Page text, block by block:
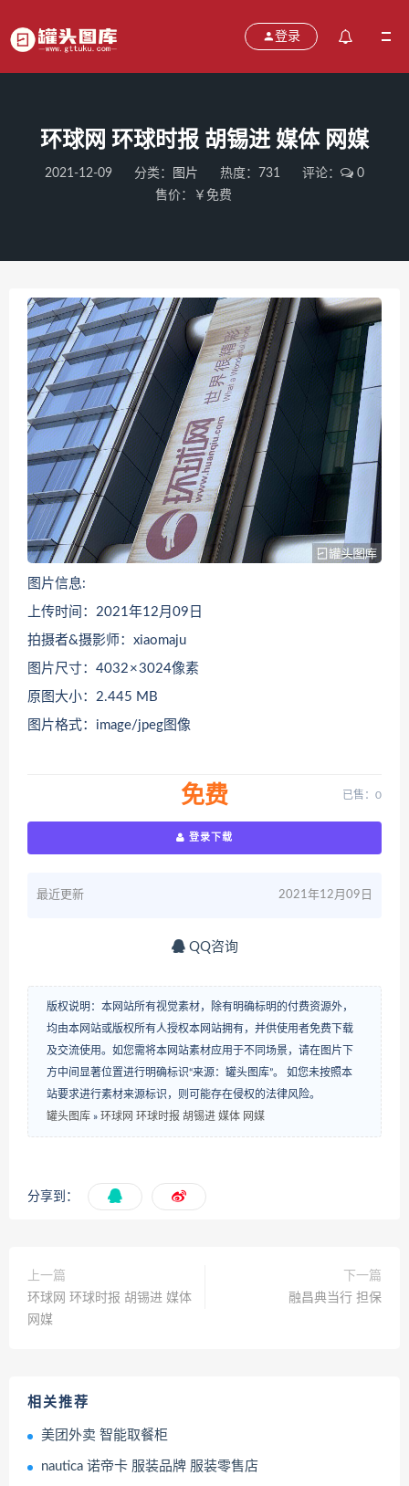
登录
环球网 环球时报 胡锡进 媒体 网媒
2021-12-09 分类： 图片 热度：731 评论：
0
售价：￥免费
图片信息:
上传时间：2021年12月09日
拍摄者&摄影师：xiaomaju
图片尺寸：4032 × 3024像素
原图大小：2.445 MB
图片格式：image/jpeg图像
免费 已售：0
登录下载
最近更新 2021年12月09日
QQ咨询
版权说明：本网站所有视觉素材，除有明确标明的付费资源外，
均由本网站或版权所有人授权本网站拥有，并供使用者免费下载
及交流使用。如您需将本网站素材应用于不同场景，请在图片下
方中间显著位置进行明确标识“来源：罐头图库”。 如您未按照本
站要求进行素材来源标识，则可能存在侵权的法律风险。
罐头图库 » 环球网 环球时报 胡锡进 媒体 网媒
分享到：
上一篇
环球网 环球时报 胡锡进 媒体
网媒
下一篇
融昌典当行 担保
相关推荐
美团外卖 智能取餐柜
nautica 诺帝卡 服装品牌 服装零售店